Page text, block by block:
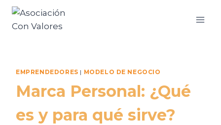
EMPRENDEDORES | MODELO DE NEGOCIO
Marca Personal: ¿Qué
es y para qué sirve?